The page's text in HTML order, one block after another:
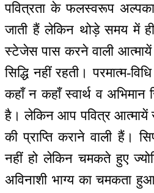
पवित्रता के फलस्वरूप
जाती हैं लेकिन थोड़े समय में
स्टेजेस पास करने वाली
सिद्धि नहीं रहती। परमात्म-
कहाँ न कहाँ स्वार्थ व अभिमान
है। लेकिन आप पवित्र आत्मायें
की प्राप्ति कराने वाली हैं।
नहीं हो लेकिन चमकते हुए
अविनाशी भाग्य का चमकता हुआ